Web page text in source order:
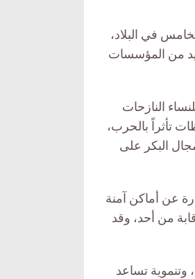
في البلاد،
من المؤسسات
النازحات
تأثراً بالحرب،
البكر على
الآمنة هي عبارة عن أماكن آمنة
من أحد، وقد
وتنموية تساعد